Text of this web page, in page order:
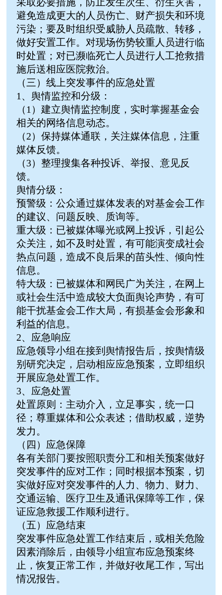
采取必要措施，防止发生次生、衍生灾害，
避免造成更大的人员伤亡、财产损失和环境
污染；要及时组织受威胁人员疏散、转移，
做好安置工作。对现场伤势较重人员进行临
时处置；对已濒临死亡人员进行人工抢救措
施后送相应医院救治。
（三）线上突发事件的应急处置
1、舆情监控和分级：
（1）建立舆情监控制度，实时掌握基金会
相关的网络信息动态。
（2）保持媒体通联，关注媒体信息，注重
媒体反馈。
（3）整理搜集各种投诉、举报、意见反
馈。
舆情分级：
预警级：公众通过媒体发表的对基金会工作
的建议、问题反映、质询等。
重大级：已被媒体曝光或网上投诉，引起公
众关注，如不及时处置，有可能演变成社会
热点问题，造成不良后果的苗头性、倾向性
信息。
特大级：已被媒体和网民广为关注，在网上
或社会生活中造成较大负面舆论声势，有可
能干扰基金会工作大局，有损基金会形象和
利益的信息。
2、应急响应
应急领导小组在接到舆情报告后，按舆情级
别研究决定，启动相应应急预案，立即组织
开展应急处置工作。
3、应急处置
处置原则：主动介入，立足事实，统一口
径；尊重媒体和公众表述；借助权威，逆势
发力。
（四）应急保障
各有关部门要按照职责分工和相关预案做好
突发事件的应对工作；同时根据本预案，切
实做好应对突发事件的人力、物力、财力、
交通运输、医疗卫生及通讯保障等工作，保
证应急救援工作顺利进行。
（五）应急结束
突发事件应急处置工作结束后，或相关危险
因素消除后，由领导小组宣布应急预案终
止，恢复正常工作，并做好收尾工作，写出
情况报告。